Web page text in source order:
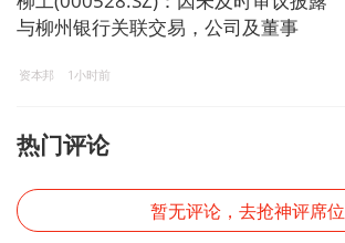
与柳州银行关联交易，公司及董事
正及监管谈话
资本邦 1小时前
热门评论
暂无评论，去抢神评席位